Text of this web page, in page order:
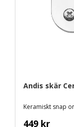
Andis skär
449 kr